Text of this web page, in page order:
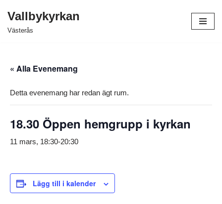
Hoppa
Vallbykyrkan
Västerås
« Alla Evenemang
Detta evenemang har redan ägt rum.
18.30 Öppen hemgrupp i kyrkan
11 mars, 18:30-20:30
Lägg till i kalender